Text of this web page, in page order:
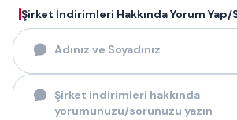
Şirket İndirimleri Hakkında Yorum Yap/